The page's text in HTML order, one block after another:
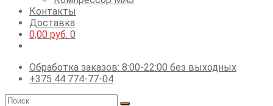
Контакты
Доставка
0,00 руб. 0
Обработка заказов: 8:00-22:00 без выходных
+375 44 774-77-04